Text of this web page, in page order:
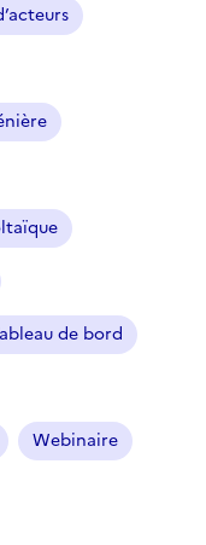
de bord
Webinaire